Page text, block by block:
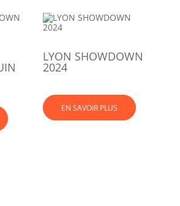
LYON SHOWDOWN
2024
EN SAVOIR PLUS